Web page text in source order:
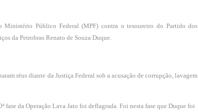
Ministério Público Federal (MPF) contra o tesoureiro do Partido dos
da Petrobras Renato de Souza Duque.
réus diante da Justiça Federal sob a acusação de corrupção, lavagem
fase da Operação Lava Jato foi deflagrada. Foi nesta fase que Duque foi